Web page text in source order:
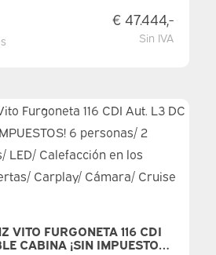
€ 47.444,-
Sin IVA
VITO FURGONETA 116 CDI
CABINA ¡SIN IMPUESTOS!